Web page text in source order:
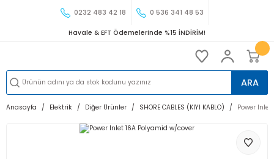
0232 483 42 18 0 536 341 48 53
Havale & EFT Ödemelerinde %15 İNDİRİM!
ARA
Anasayfa Elektrik Diğer Ürünler SHORE CABLES (KIYI KABLO) Power